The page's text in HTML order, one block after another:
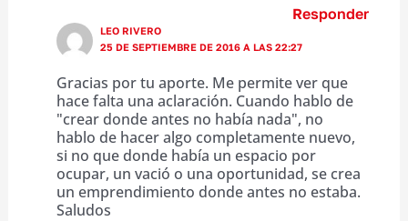
Responder
LEO RIVERO
25 DE SEPTIEMBRE DE 2016 A LAS 22:27
Gracias por tu aporte. Me permite ver que
hace falta una aclaración. Cuando hablo de
"crear donde antes no había nada", no
hablo de hacer algo completamente nuevo,
si no que donde había un espacio por
ocupar, un vació o una oportunidad, se crea
un emprendimiento donde antes no estaba.
Saludos